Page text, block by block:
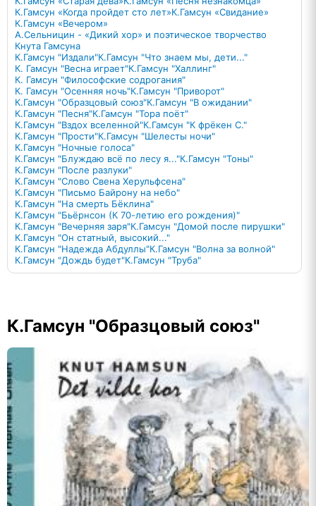
К.Гамсун «Когда пройдет сто лет»К.Гамсун «Свидание»
К.Гамсун «Вечером»
А.Сельницин - «Дикий хор» и поэтическое творчество
Кнута Гамсуна
К.Гамсун "Издали"К.Гамсун "Что знаем мы, дети..."
К. Гамсун "Весна играет"К.Гамсун "Халлинг"
К. Гамсун "Философские содрогания"
К. Гамсун "Осенняя ночь"К.Гамсун "Приворот"
К.Гамсун "Образцовый союз"К.Гамсун "В ожидании"
К.Гамсун "Песня"К.Гамсун "Тора поёт"
К.Гамсун "Вздох вселенной"К.Гамсун "К фрёкен С."
К.Гамсун "Прости"К.Гамсун "Шелесты ночи"
К.Гамсун "Ночные голоса"
К.Гамсун "Блуждаю всё по лесу я..."К.Гамсун "Тоны"
К.Гамсун "После разлуки"
К.Гамсун "Слово Свена Херульфсена"
К.Гамсун "Письмо Байрону на небо"
К.Гамсун "На смерть Бёклина"
К.Гамсун "Бьёрнсон (К 70-летию его рождения)"
К.Гамсун "Вечерняя заря"К.Гамсун "Домой после пирушки"
К.Гамсун "Он статный, высокий..."
К.Гамсун "Надежда Абдуллы"К.Гамсун "Волна за волной"
К.Гамсун "Дождь будет"К.Гамсун "Труба"
К.Гамсун "Образцовый союз"